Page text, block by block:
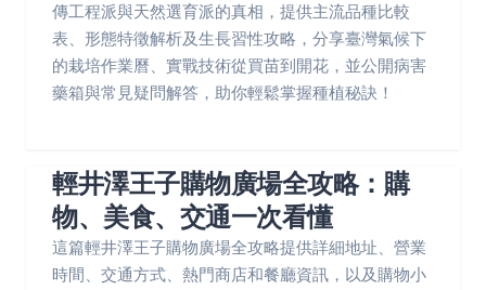
傳工程派與天然選育派的真相，提供主流品種比較
表、形態特徵解析及生長習性攻略，分享臺灣氣候下
的栽培作業曆、實戰技術從買苗到開花，並公開病害
藥箱與常見疑問解答，助你輕鬆掌握種植秘訣！
輕井澤王子購物廣場全攻略：購
物、美食、交通一次看懂
這篇輕井澤王子購物廣場全攻略提供詳細地址、營業
時間、交通方式、熱門商店和餐廳資訊，以及購物小